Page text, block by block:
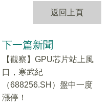
返回上頁
下一篇新聞
【觀察】GPU芯片站上風
口，寒武紀
（688256.SH）盤中一度
漲停！